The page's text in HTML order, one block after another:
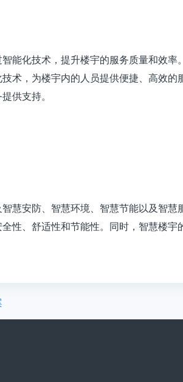
能化技术，提升楼宇的服务质量和效
术，为楼宇内的人员提供便捷、高效
供支持。
慧安防、智慧环境、智慧节能以及智
性、舒适性和节能性。同时，智慧楼